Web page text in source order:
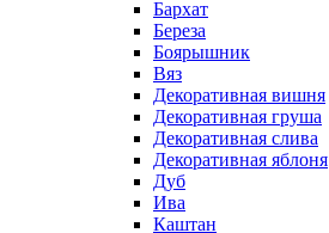
Бархат
Береза
Боярышник
Вяз
Декоративная вишня
Декоративная груша
Декоративная слива
Декоративная яблоня
Дуб
Ива
Каштан